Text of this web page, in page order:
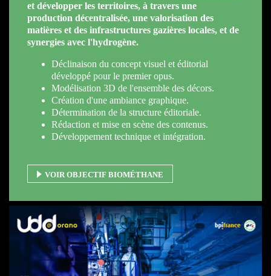
et développer les territoires, à travers une
production décentralisée, une valorisation des
matières et des infrastructures gazières locales, et de
synergies avec l'hydrogène.
Déclinaison du concept visuel et éditorial
développé pour le premier opus.
Modélisation 3D de l'ensemble des décors.
Création d'une ambiance graphique.
Détermination de la structure éditoriale.
Rédaction et mise en scène des contenus.
Développement technique et intégration.
VOIR OBJECTIF BIOMÉTHANE